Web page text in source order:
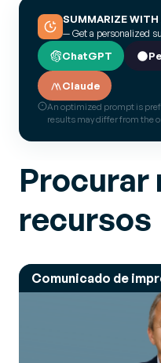
SUMMARIZE WITH
— Get a personalized
ChatGPT
Claude
An optimized prompt is
results may differ from the
Procurar
recursos
Comunicado de